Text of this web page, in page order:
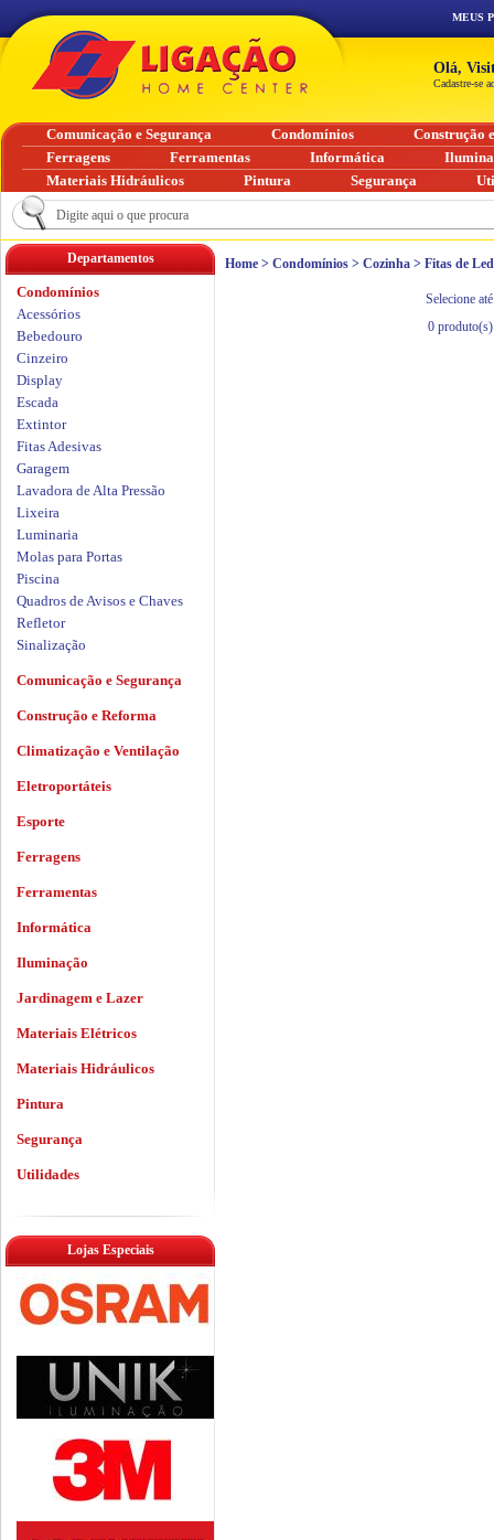
Home > Condomínios > Cozinha > Fitas de Led
Selecione
0produto(s)
Departamentos
Condomínios
Acessórios
Bebedouro
Cinzeiro
Display
Escada
Extintor
Fitas Adesivas
Garagem
Lavadora de Alta Pressão
Lixeira
Luminaria
Molas para Portas
Piscina
Quadros de Avisos e Chaves
Refletor
Sinalização
Comunicação e Segurança
Construção e Reforma
Climatização e Ventilação
Eletroportáteis
Esporte
Ferragens
Ferramentas
Informática
Iluminação
Jardinagem e Lazer
Materiais Elétricos
Materiais Hidráulicos
Pintura
Segurança
Utilidades
Lojas Especiais
MEUS
Olá,
Cadastre-se
Comunicação e Segurança Condomínios
Construção
Ferragens
Ferramentas Informática
Materiais Hidráulicos
Pintura Segurança